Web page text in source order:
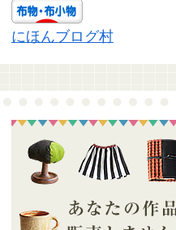
にほんブログ村